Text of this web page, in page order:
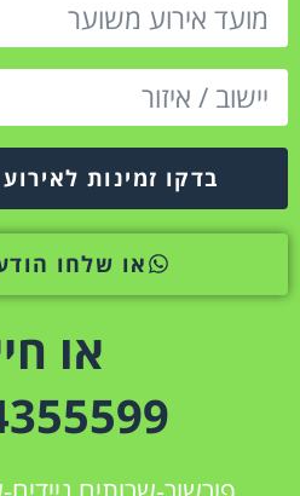
בדקו זמינות
או שלחו
או